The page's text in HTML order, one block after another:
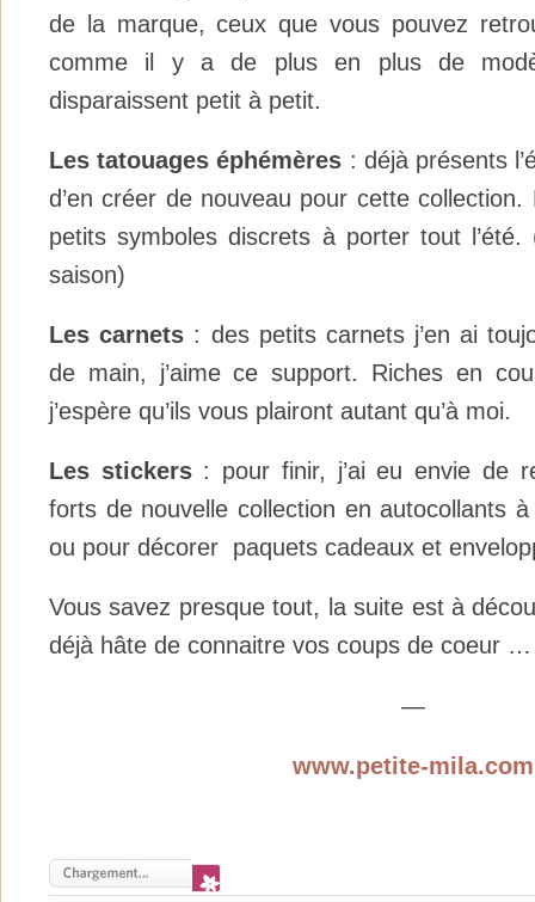
de la marque, ceux que vous pouvez
comme il y a de plus en plus de
disparaissent petit à petit.
Les tatouages éphémères : déjà présents
d’en créer de nouveau pour cette
petits symboles discrets à porter tout
saison)
Les carnets : des petits carnets j’en ai
de main, j’aime ce support. Riches en
j’espère qu’ils vous plairont autant qu’à moi.
Les stickers: pour finir, j’ai eu envie de
forts de nouvelle collection en autocollants
ou pour décorer paquets cadeaux et
Vous savez presque tout, la suite est à
déjà hâte de connaitre vos coups de coeur …
—
www.petite-mila.com